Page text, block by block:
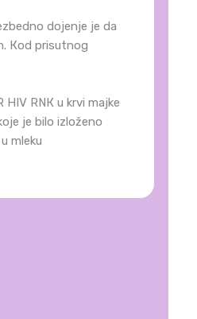
dojenje je da
Кod prisutnog
RNК u krvi majke
je bilo izloženo
mleku